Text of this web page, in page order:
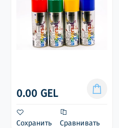
0.00 GEL
Сохранить Сравнивать